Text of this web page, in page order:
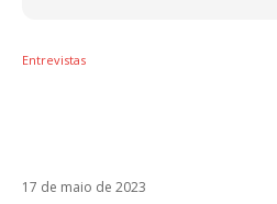
Entrevistas
17 de maio de 2023